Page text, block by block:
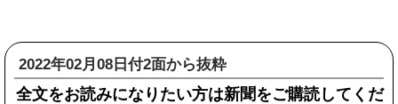
2022年02月08日付2面から抜粋
全文をお読みになりたい方は新聞をご購読してくだ